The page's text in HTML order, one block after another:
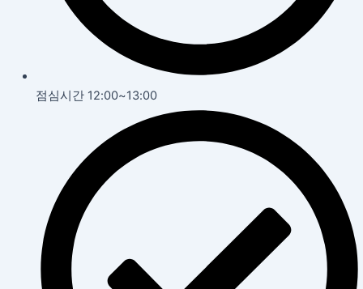
점심시간 12:00~13:00